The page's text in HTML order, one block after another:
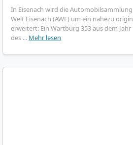
In Eisenach wird die
Welt Eisenach (AWE) um ein nahezu
erweitert: Ein Wartburg 353 aus dem Jahr
des ... Mehr lesen